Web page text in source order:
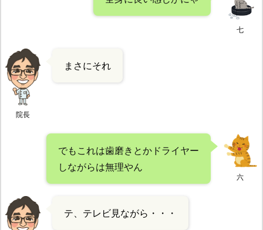
七
院長
まさにそれ
六
でもこれは歯磨きとかドライヤー
しながらは無理やん
テ、テレビ見ながら・・・